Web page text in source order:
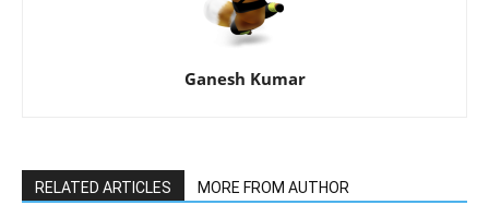
Ganesh Kumar
RELATED ARTICLES MORE FROM AUTHOR